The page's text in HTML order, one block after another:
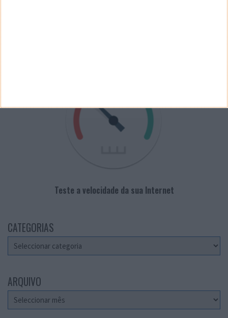
Teste a velocidade da sua Internet
CATEGORIAS
Categorias
ARQUIVO
Arquivo